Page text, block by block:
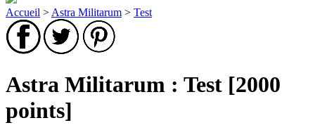
Accueil > Astra Militarum > Test
Astra Militarum : Test [2000
points]